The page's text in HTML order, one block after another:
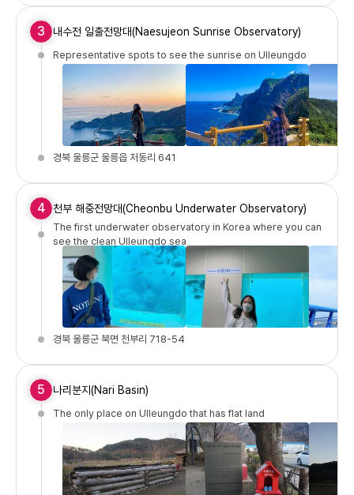
3 내수전 일출전망대(Naesujeon Sunrise Observatory)
Representative spots to see the sunrise on Ulleungdo
경북 울릉군 울릉읍 저동리 641
4 천부 해중전망대(Cheonbu Underwater Observatory)
The first underwater observatory in Korea where you can
see the clean Ulleungdo sea
경북 울릉군 북면 천부리 718-54
5 나리분지(Nari Basin)
The only place on Ulleungdo that has flat land